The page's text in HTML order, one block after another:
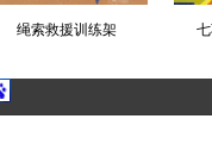
绳索救援训练架